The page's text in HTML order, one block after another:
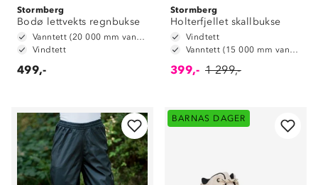
Stormberg
Bodø lettvekts regnbukse
Vanntett (20 000 mm vannsøyle)
Vindtett
499,-
Stormberg
Holterfjellet skallbukse
Vindtett
Vanntett (15 000 mm vannsøyle)
399,- 1 299,-
BARNAS DAGER